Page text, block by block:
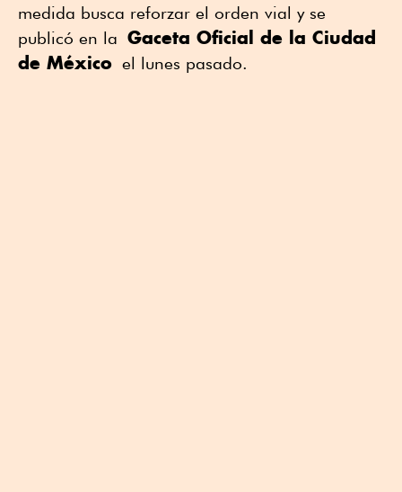
medida busca reforzar el orden vial y se
publicó en la Gaceta Oficial de la Ciudad
de México el lunes pasado.